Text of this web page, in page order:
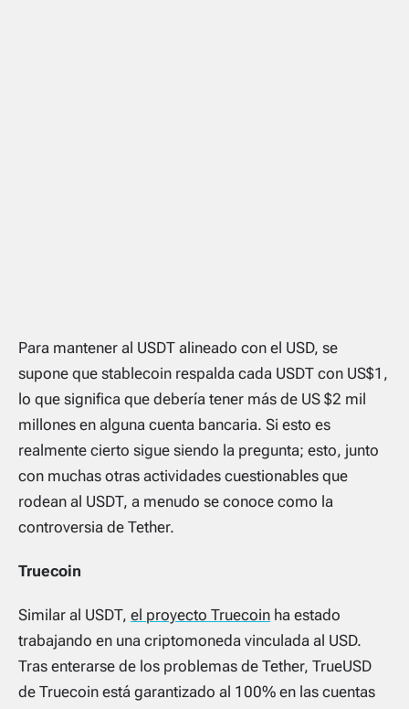
Para mantener al USDT alineado con el USD, se
supone que stablecoin respalda cada USDT con US$1,
lo que significa que debería tener más de US $2 mil
millones en alguna cuenta bancaria. Si esto es
realmente cierto sigue siendo la pregunta; esto, junto
con muchas otras actividades cuestionables que
rodean al USDT, a menudo se conoce como la
controversia de Tether.
Truecoin
Similar al USDT, el proyecto Truecoin ha estado
trabajando en una criptomoneda vinculada al USD.
Tras enterarse de los problemas de Tether, TrueUSD
de Truecoin está garantizado al 100% en las cuentas